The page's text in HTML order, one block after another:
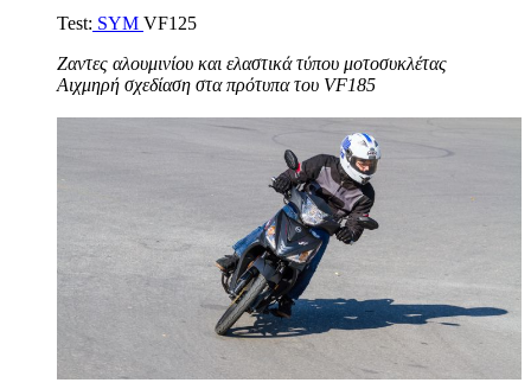
Test: SYM VF125
Ζαντες αλουμινίου και ελαστικά τύπου μοτοσυκλέτας
Αιχμηρή σχεδίαση στα πρότυπα του VF185